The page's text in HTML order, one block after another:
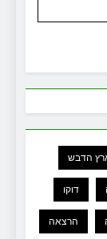
הדבש
דוקו
הרצאה